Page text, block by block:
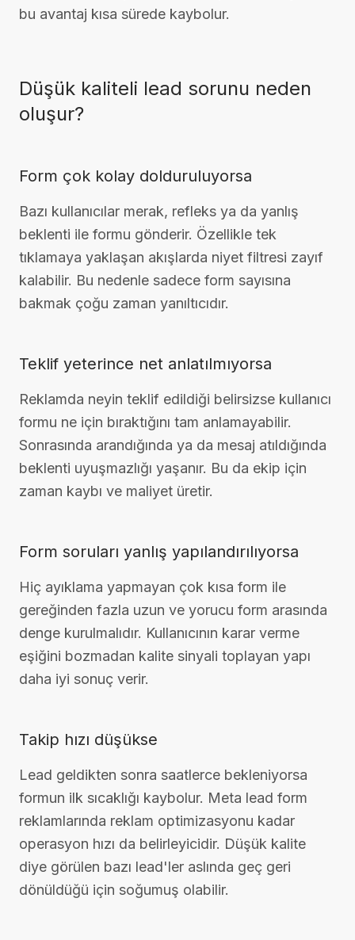
bu avantaj kısa sürede kaybolur.
Düşük kaliteli lead sorunu neden
oluşur?
Form çok kolay dolduruluyorsa
Bazı kullanıcılar merak, refleks ya da yanlış
beklenti ile formu gönderir. Özellikle tek
tıklamaya yaklaşan akışlarda niyet filtresi zayıf
kalabilir. Bu nedenle sadece form sayısına
bakmak çoğu zaman yanıltıcıdır.
Teklif yeterince net anlatılmıyorsa
Reklamda neyin teklif edildiği belirsizse kullanıcı
formu ne için bıraktığını tam anlamayabilir.
Sonrasında arandığında ya da mesaj atıldığında
beklenti uyuşmazlığı yaşanır. Bu da ekip için
zaman kaybı ve maliyet üretir.
Form soruları yanlış yapılandırılıyorsa
Hiç ayıklama yapmayan çok kısa form ile
gereğinden fazla uzun ve yorucu form arasında
denge kurulmalıdır. Kullanıcının karar verme
eşiğini bozmadan kalite sinyali toplayan yapı
daha iyi sonuç verir.
Takip hızı düşükse
Lead geldikten sonra saatlerce bekleniyorsa
formun ilk sıcaklığı kaybolur. Meta lead form
reklamlarında reklam optimizasyonu kadar
operasyon hızı da belirleyicidir. Düşük kalite
diye görülen bazı lead'ler aslında geç geri
dönüldüğü için soğumuş olabilir.